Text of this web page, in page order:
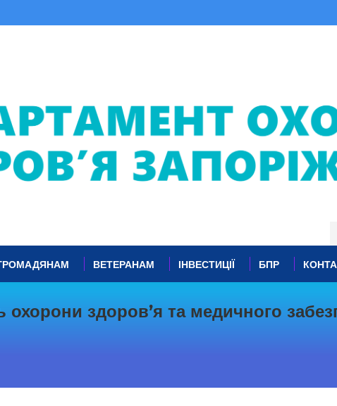
ВЕТЕРАНАМ ІНВЕСТИЦІЇ БПР
здоров’я та медичного